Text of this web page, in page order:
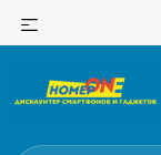
Для клиентов